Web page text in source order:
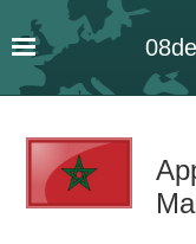
08